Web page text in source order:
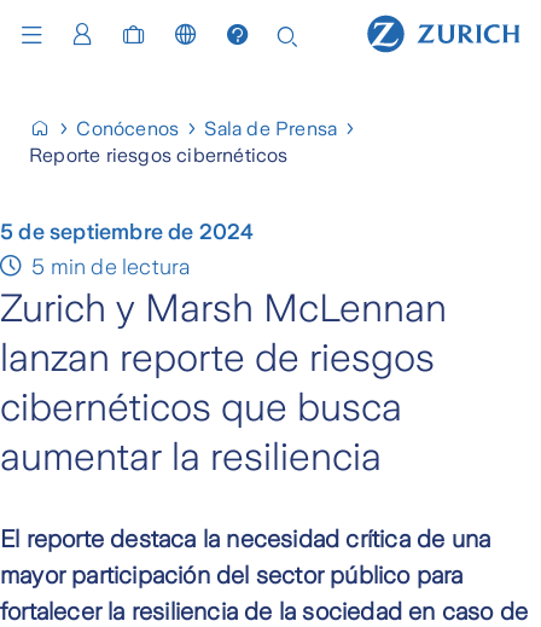
Conócenos
Sala de Prensa
Reporte riesgos cibernéticos
5 de septiembre de 2024
5 min de lectura
Zurich y Marsh McLennan
lanzan reporte de riesgos
cibernéticos que busca
aumentar la resiliencia
El reporte destaca la necesidad crítica de una
mayor participación del sector público para
fortalecer la resiliencia de la sociedad en caso de